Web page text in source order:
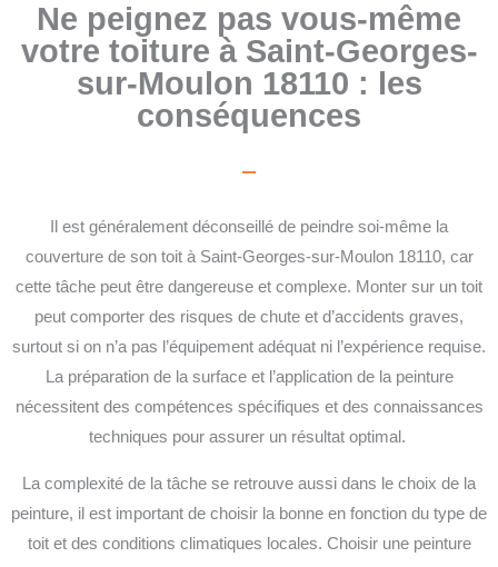
Ne peignez pas vous-même
votre toiture à Saint-Georges-
sur-Moulon 18110 : les
conséquences
Il est généralement déconseillé de peindre soi-même la
couverture de son toit à Saint-Georges-sur-Moulon 18110, car
cette tâche peut être dangereuse et complexe. Monter sur un toit
peut comporter des risques de chute et d’accidents graves,
surtout si on n’a pas l’équipement adéquat ni l’expérience requise.
La préparation de la surface et l’application de la peinture
nécessitent des compétences spécifiques et des connaissances
techniques pour assurer un résultat optimal.
La complexité de la tâche se retrouve aussi dans le choix de la
peinture, il est important de choisir la bonne en fonction du type de
toit et des conditions climatiques locales. Choisir une peinture